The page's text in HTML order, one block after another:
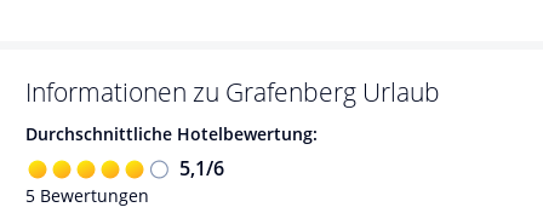
Informationen zu Grafenberg Urlaub
Durchschnittliche Hotelbewertung:
5,1/6
5 Bewertungen